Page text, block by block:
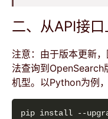
二、从API接
注意：由于版本更新
法查询到
机型。以Python为例